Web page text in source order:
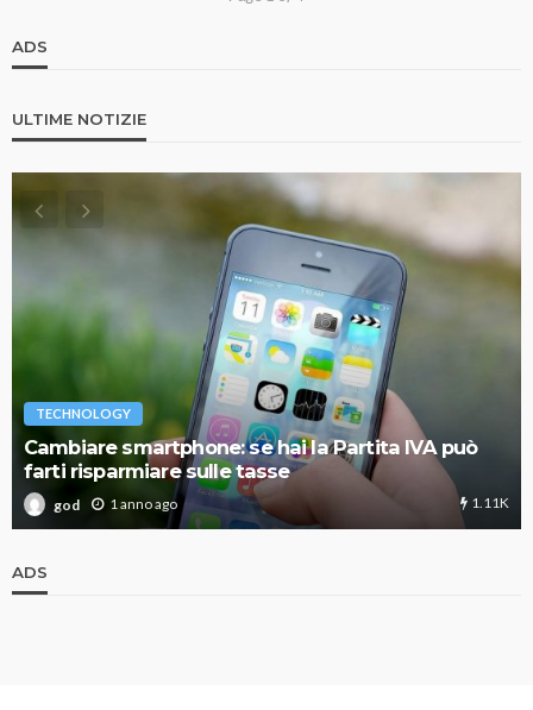
ADS
ULTIME NOTIZIE
TECHNOLOGY
Cambiare smartphone: se hai la Partita IVA può
farti risparmiare sulle tasse
god 1 anno ago 1.11K
ADS